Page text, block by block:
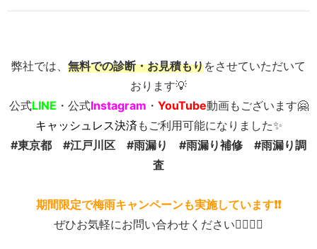
弊社では、 無料での診断・お見積もりをさせていただいて
おります💡
公式LINE ・公式Instagram ・ YouTube動画もございます🤗
キャッシュレス決済 もご利用可能になりました✨
#東京都 #江戸川区 #雨漏り #雨漏り補修 #雨漏り調
査
期間限定で梅雨キャンペーンも実施しています❗❗
ぜひお気軽にお問い合わせください💁‍♂️💁‍♂️